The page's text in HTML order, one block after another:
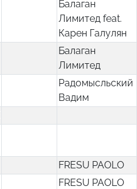
Балаган
Лимитед feat.
Карен Галулян
Балаган
Лимитед
Радомысльский
Вадим
FRESU PAOLO
FRESU PAOLO